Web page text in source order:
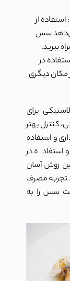
از
می‌دهد سس
ببرید.
در
مکان دیگری
برای
کنترل بهتر
و استفاده
در
روش آسان
تجربه مصرف
سس را به